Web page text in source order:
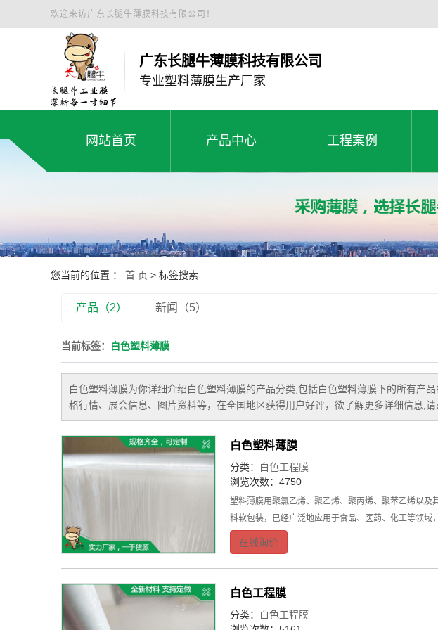
欢迎来访广东长腿牛薄膜科技有限公司！
广东长腿牛薄膜科技有限公司
专业塑料薄膜生产厂家
网站首页 产品中心
塑料薄膜工程膜
蓝银彩条布
油布
工程案例
工程案例
您当前的位置 ： 首 页 > 标签搜索
产品（2） 新闻（5）
当前标签： 白色塑料薄膜
白色塑料薄膜为你详细介绍白色塑料薄膜的产品分类,包括白色塑料薄膜下的所有产
格行情、展会信息、图片资料等，在全国地区获得用户好评，欲了解更多详细信息,请
白色塑料薄膜
分类： 白色工程膜
浏览次数：4750
塑料薄膜用聚氯乙烯、聚乙烯、聚丙烯、聚苯乙烯以
料软包装，已经广泛地应用于食品、医药、化工等领域
在线询价
白色工程膜
分类： 白色工程膜